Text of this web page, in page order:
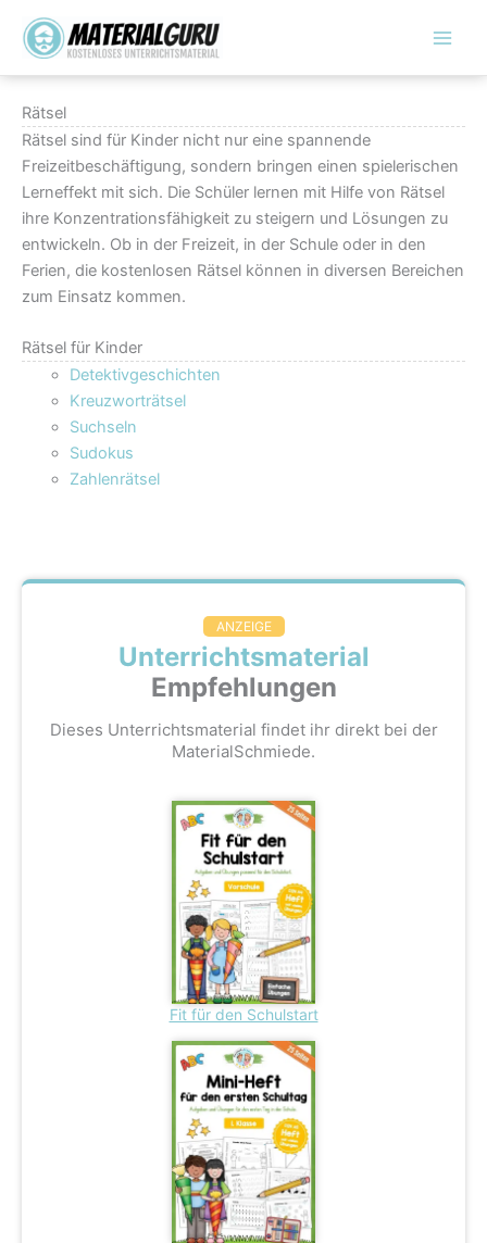
Inhalt
springen
Rätsel
Rätsel sind für Kinder nicht nur eine spannende
Freizeitbeschäftigung, sondern bringen einen spielerischen
Lerneffekt mit sich. Die Schüler lernen mit Hilfe von Rätsel
ihre Konzentrationsfähigkeit zu steigern und Lösungen zu
entwickeln. Ob in der Freizeit, in der Schule oder in den
Ferien, die kostenlosen Rätsel können in diversen Bereichen
zum Einsatz kommen.
Rätsel für Kinder
Detektivgeschichten
Kreuzworträtsel
Suchseln
Sudokus
Zahlenrätsel
ANZEIGE
Unterrichtsmaterial
Empfehlungen
Dieses Unterrichtsmaterial findet ihr direkt bei der
MaterialSchmiede.
Fit für den Schulstart